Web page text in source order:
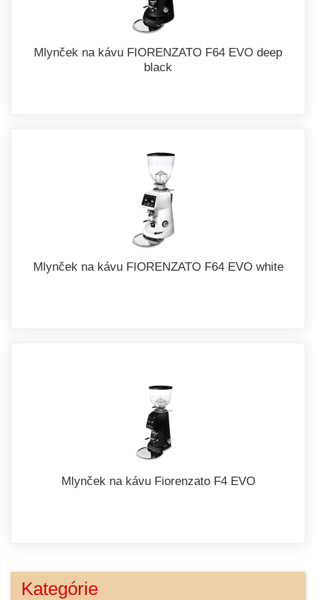
Mlynček na kávu FIORENZATO F64 EVO deep
black
Mlynček na kávu FIORENZATO F64 EVO white
Mlynček na kávu Fiorenzato F4 EVO
Kategórie